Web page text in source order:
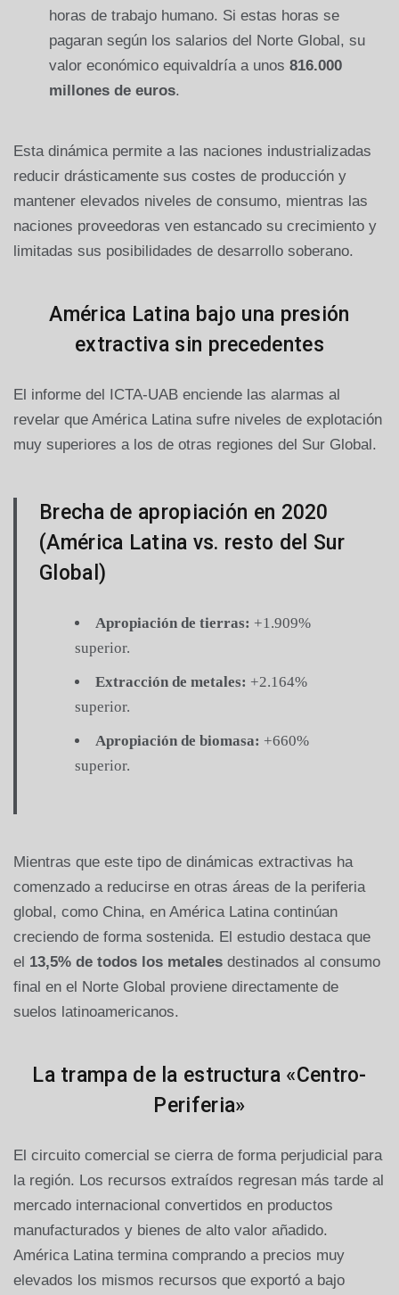
horas de trabajo humano. Si estas horas se
pagaran según los salarios del Norte Global, su
valor económico equivaldría a unos 816.000
millones de euros.
Esta dinámica permite a las naciones industrializadas
reducir drásticamente sus costes de producción y
mantener elevados niveles de consumo, mientras las
naciones proveedoras ven estancado su crecimiento y
limitadas sus posibilidades de desarrollo soberano.
América Latina bajo una presión
extractiva sin precedentes
El informe del ICTA-UAB enciende las alarmas al
revelar que América Latina sufre niveles de explotación
muy superiores a los de otras regiones del Sur Global.
Brecha de apropiación en 2020
(América Latina vs. resto del Sur
Global)
Apropiación de tierras: +1.909%
superior.
Extracción de metales: +2.164%
superior.
Apropiación de biomasa: +660%
superior.
Mientras que este tipo de dinámicas extractivas ha
comenzado a reducirse en otras áreas de la periferia
global, como China, en América Latina continúan
creciendo de forma sostenida. El estudio destaca que
el 13,5% de todos los metales destinados al consumo
final en el Norte Global proviene directamente de
suelos latinoamericanos.
La trampa de la estructura «Centro-
Periferia»
El circuito comercial se cierra de forma perjudicial para
la región. Los recursos extraídos regresan más tarde al
mercado internacional convertidos en productos
manufacturados y bienes de alto valor añadido.
América Latina termina comprando a precios muy
elevados los mismos recursos que exportó a bajo